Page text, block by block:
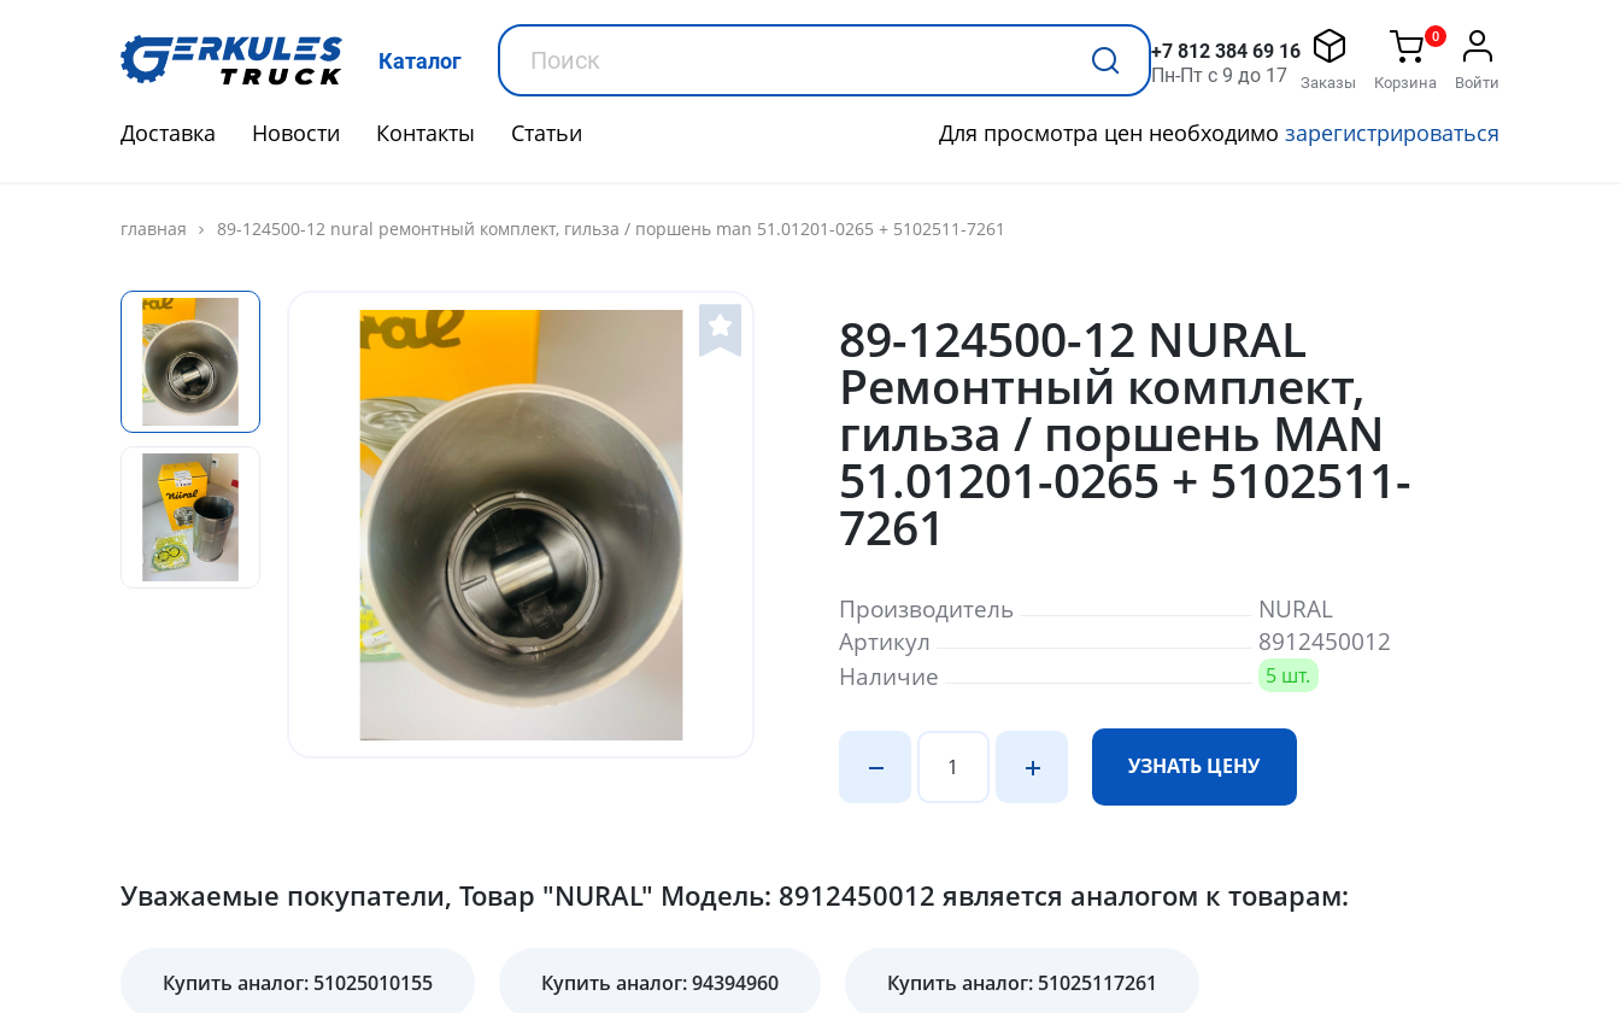
Каталог
+7 812 384 69 16
Пн-Пт с 9 до 17
Заказы
0
Корзина Войти
Доставка Новости Контакты Статьи Для просмотра цен необходимо зарегистрироваться
главная 89-124500-12 nural ремонтный комплект, гильза / поршень man 51.01201-0265 + 5102511-7261
89-124500-12 NURAL
Ремонтный комплект,
гильза / поршень MAN
51.01201-0265 + 5102511-
7261
Производитель
NURAL
Артикул
8912450012
Наличие
5 шт.
УЗНАТЬ ЦЕНУ
Уважаемые покупатели, Товар "NURAL" Модель: 8912450012 является аналогом к товарам:
Купить аналог: 51025010155 Купить аналог: 94394960 Купить аналог: 51025117261